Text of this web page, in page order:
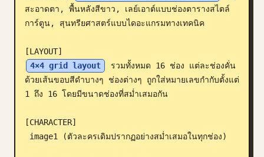
อัปเดต
สะอาดตา, พื้นหลังสีขาว, เลย์เอาต์แบบช่องตารางสไตล์
การ์ตูน, สุนทรียศาสตร์แบบไดอะแกรมทางเทคนิค
4×4 grid layout
รวมทั้งหมด 16 ช่อง แต่ละช่องคั่น
ด้วยเส้นขอบสีดำบางๆ ช่องต่างๆ ถูกใส่หมายเลขกำกับตั้งแต่
1 ถึง 16 โดยมีขนาดช่องที่สม่ำเสมอกัน
[CHARACTER]